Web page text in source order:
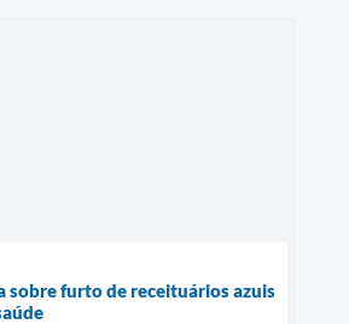
sobre furto de receituários azuis